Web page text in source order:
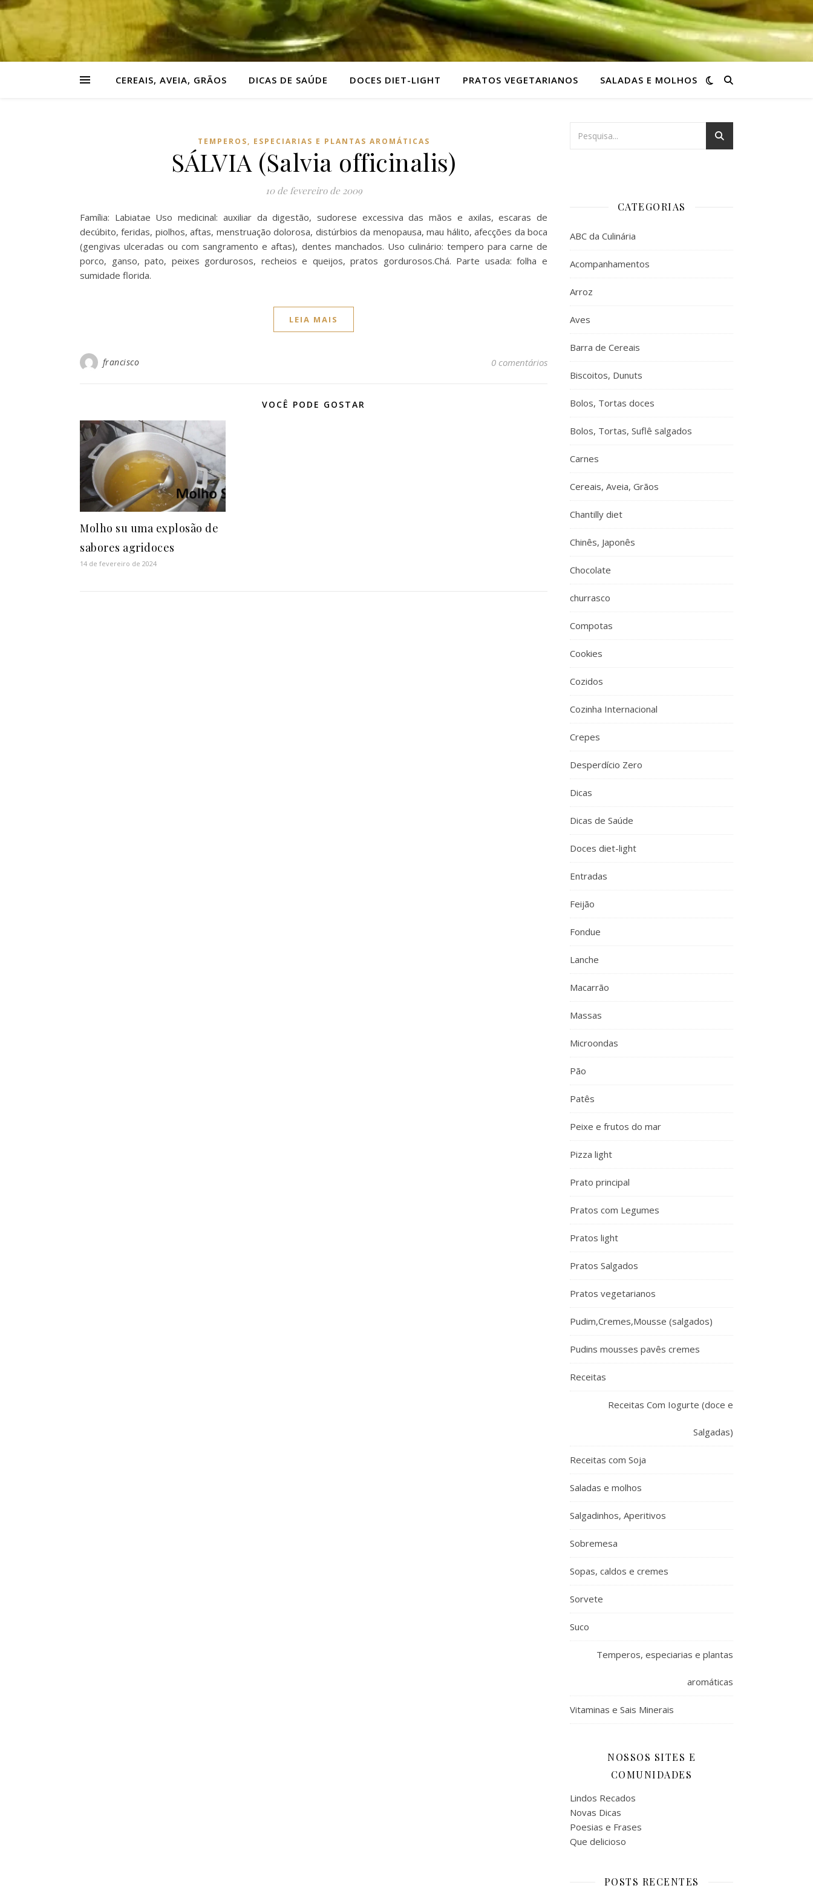
CEREAIS, AVEIA, GRÃOS DICAS DE SAÚDE DOCES DIET-LIGHT PRATOS VEGETARIANOS SALADAS E MOLHOS
TEMPEROS, ESPECIARIAS E PLANTAS AROMÁTICAS
SÁLVIA (Salvia officinalis)
10 de fevereiro de 2009
Família: Labiatae Uso medicinal: auxiliar da digestão, sudorese excessiva das mãos e axilas, escaras de
decúbito, feridas, piolhos, aftas, menstruação dolorosa, distúrbios da menopausa, mau hálito, afecções da boca
(gengivas ulceradas ou com sangramento e aftas), dentes manchados. Uso culinário: tempero para carne de
porco, ganso, pato, peixes gordurosos, recheios e queijos, pratos gordurosos.Chá. Parte usada: folha e
sumidade florida.
LEIA MAIS
francisco 0 comentários
VOCÊ PODE GOSTAR
Molho su uma explosão de
sabores agridoces
14 de fevereiro de 2024
CATEGORIAS
ABC da Culinária
Acompanhamentos
Arroz
Aves
Barra de Cereais
Biscoitos, Dunuts
Bolos, Tortas doces
Bolos, Tortas, Suflê salgados
Carnes
Cereais, Aveia, Grãos
Chantilly diet
Chinês, Japonês
Chocolate
churrasco
Compotas
Cookies
Cozidos
Cozinha Internacional
Crepes
Desperdício Zero
Dicas
Dicas de Saúde
Doces diet-light
Entradas
Feijão
Fondue
Lanche
Macarrão
Massas
Microondas
Pão
Patês
Peixe e frutos do mar
Pizza light
Prato principal
Pratos com Legumes
Pratos light
Pratos Salgados
Pratos vegetarianos
Pudim,Cremes,Mousse (salgados)
Pudins mousses pavês cremes
Receitas
Receitas Com Iogurte (doce e
Salgadas)
Receitas com Soja
Saladas e molhos
Salgadinhos, Aperitivos
Sobremesa
Sopas, caldos e cremes
Sorvete
Suco
Temperos, especiarias e plantas
aromáticas
Vitaminas e Sais Minerais
NOSSOS SITES E
COMUNIDADES
Lindos Recados
Novas Dicas
Poesias e Frases
Que delicioso
POSTS RECENTES